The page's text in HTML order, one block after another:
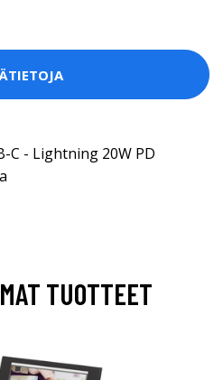
C - Lightning 20W PD
TUOTTEET